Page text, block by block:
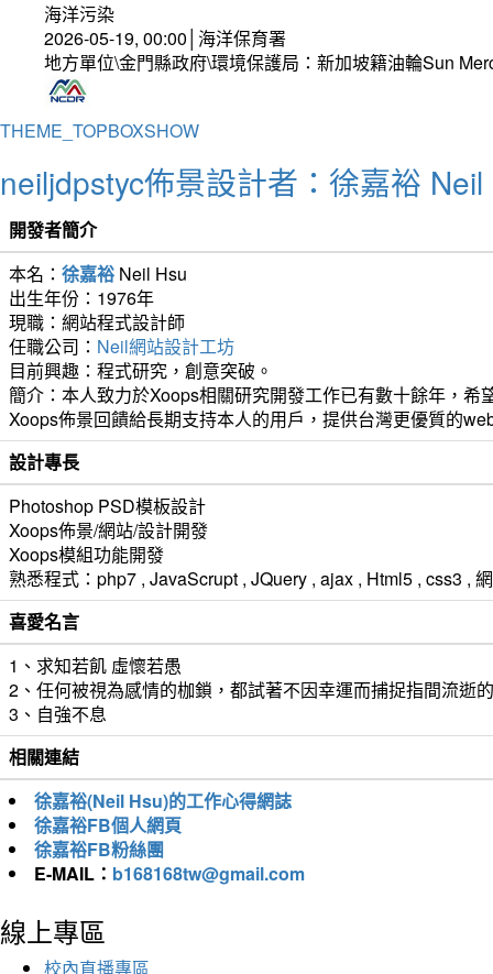
海洋污染
2026-05-19, 00:00│海洋保育署
地方單位\金門縣政府\環境保護局：新加坡籍油輪Sun
THEME_TOPBOXSHOW
neiljdpstyc佈景設計者：徐嘉裕
開發者簡介
本名： 徐嘉裕 Neil Hsu
出生年份：1976年
現職：網站程式設計師
任職公司： Neil網站設計工坊
目前興趣：程式研究，創意突破。
簡介：本人致力於Xoops相關研究開發工作已有數十餘年，
Xoops佈景回饋給長期支持本人的用戶，提供台灣更優質的
設計專長
Photoshop PSD模板設計
Xoops佈景/網站/設計開發
Xoops模組功能開發
熟悉程式：php7 , JavaScrupt , JQuery , ajax , Html5 , css3 ,
喜愛名言
1、求知若飢 虛懷若愚
2、任何被視為感情的枷鎖，都試著不因幸運而捕捉指間流逝
3、自強不息
相關連結
徐嘉裕(Neil Hsu)的工作心得網誌
徐嘉裕FB個人網頁
徐嘉裕FB粉絲團
E-MAIL： b168168tw@gmail.com
線上專區
校內直播專區